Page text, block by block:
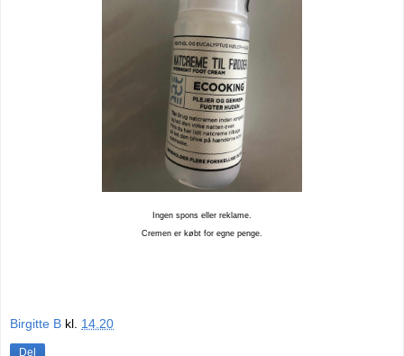
Ingen spons eller reklame.
Cremen er købt for egne penge.
Birgitte B kl. 14.20
Del